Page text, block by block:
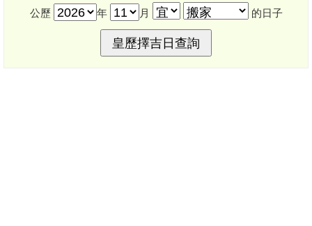
公歷 年 月 的日子